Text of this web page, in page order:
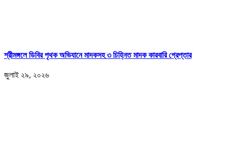
শ্রীমঙ্গলে ডিবির পৃথক অভিযানে মাদকসহ ৩ চিহ্নিত মাদক কারবারি গ্রেপ্তার
জুলাই ২৯, ২০২৬